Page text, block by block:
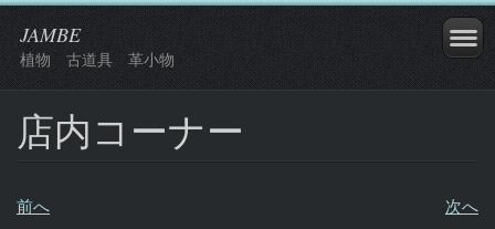
JAMBE
植物 古道具 革小物
店内コーナー
前へ
次へ